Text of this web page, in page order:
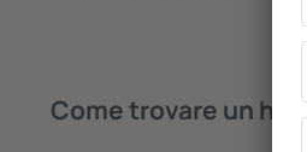
Come trovare un